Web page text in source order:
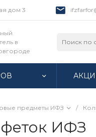
дом 3
в
предметы ИФЗ /
ИФЗ